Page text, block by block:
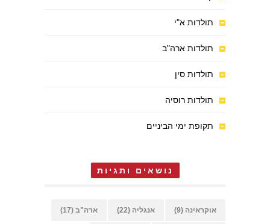
תולדות א"י
תולדות ארה"ב
תולדות סין
תולדות רוסיה
תקופת ימי הביניים
נושאים ותגיות
אוקראינה (9) אנגליה (22) ארה"ב (17)